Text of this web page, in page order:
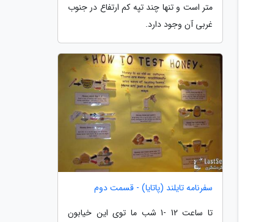
متر است و تنها چند تپه کم ارتفاع در جنوب
غربی آن وجود دارد.
سفرنامه تایلند (پاتایا) - قسمت دوم
تا ساعت 12 -1 شب ما توی این خیابون